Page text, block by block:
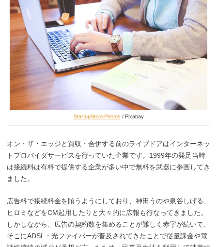
StartupStockPhotos / Pixabay
オン・ザ・エッジと買収・合併する前のライブドアはインターネッ
トプロバイダサービスを行っていた企業です。1999年の発足当時
は接続料は有料で提供する企業が多い中で無料を武器に参画してき
ました。
広告料で接続料金を賄うようにしており、神田うのや泉谷しげる、
ヒロミなどをCM起用したりと大々的に広報も行なってきました。
しかしながら、広告の契約数を集めることが難しく赤字が続いて、
そこにADSL・光ファイバーが普及されてきたことで従量課金や電